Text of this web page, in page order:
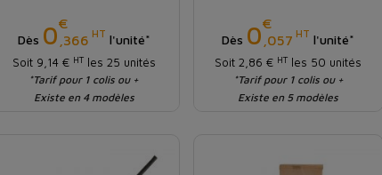
Dès 0€
,366 HT l'unité*
Soit 9,14 € HTles 25 unités
*Tarif pour 1 colis ou +
Existe en 4 modèles
Dès 0€
,057 HT l'unité*
Soit 2,86 € HT les 50 unités
*Tarif pour 1 colis ou +
Existe en 5 modèles